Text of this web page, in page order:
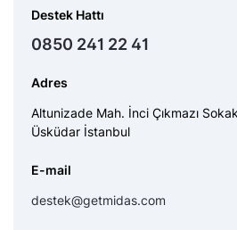
Destek Hattı
0850 241 22 41
Adres
Altunizade Mah. İnci Çıkmazı
Üsküdar İstanbul
E-mail
destek@getmidas.com